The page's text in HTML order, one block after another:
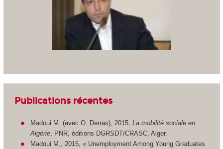
Publications récentes
Madoui M. (avec O. Derras), 2015,La mobilité sociale en
Algérie , PNR, éditions DGRSDT/CRASC, Alger.
Madoui M., 2015, « Unemployment Among Young Graduates